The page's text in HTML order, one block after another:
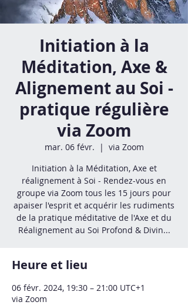
Initiation à la
Méditation, Axe &
Alignement au Soi -
pratique régulière
via Zoom
mar. 06 févr.
  |
via Zoom
Initiation à la Méditation, Axe et
réalignement à Soi - Rendez-vous en
groupe via Zoom tous les 15 jours pour
apaiser l'esprit et acquérir les rudiments
de la pratique méditative de l'Axe et du
Réalignement au Soi Profond & Divin...
Heure et lieu
06 févr. 2024, 19:30 – 21:00 UTC+1
via Zoom